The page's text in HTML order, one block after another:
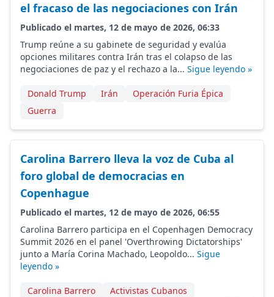
el fracaso de las negociaciones con Irán
Publicado el martes, 12 de mayo de 2026, 06:33
Trump reúne a su gabinete de seguridad y evalúa
opciones militares contra Irán tras el colapso de las
negociaciones de paz y el rechazo a la... Sigue leyendo »
Donald Trump Irán
Operación Furia Épica
Guerra
Carolina Barrero lleva la voz de Cuba al
foro global de democracias en
Copenhague
Publicado el martes, 12 de mayo de 2026, 06:55
Carolina Barrero participa en el Copenhagen Democracy
Summit 2026 en el panel 'Overthrowing Dictatorships'
junto a María Corina Machado, Leopoldo... Sigue
leyendo »
Carolina Barrero
Activistas Cubanos